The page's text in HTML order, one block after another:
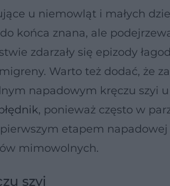
u niemowląt i małych
końca znana, ale
zdarzały się epizody
Warto też dodać, że
napadowym kręczu szyi
, ponieważ często w
etapem
mimowolnych.
szyi